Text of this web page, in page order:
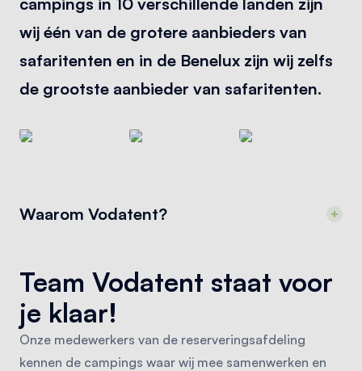
wij één van de grotere aanbieders van
safaritenten en in de Benelux zijn wij zelfs
de grootste aanbieder van safaritenten.
Waarom Vodatent?
Team Vodatent staat voor
je klaar!
Onze medewerkers van de reserveringsafdeling
kennen de campings waar wij mee samenwerken en